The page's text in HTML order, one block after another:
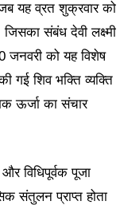
यह व्रत शुक्रवार को
संबंध देवी लक्ष्मी
जनवरी को यह विशेष
गई शिव भक्ति व्यक्ति
ऊर्जा का संचार
विधिपूर्वक पूजा
संतुलन प्राप्त होता